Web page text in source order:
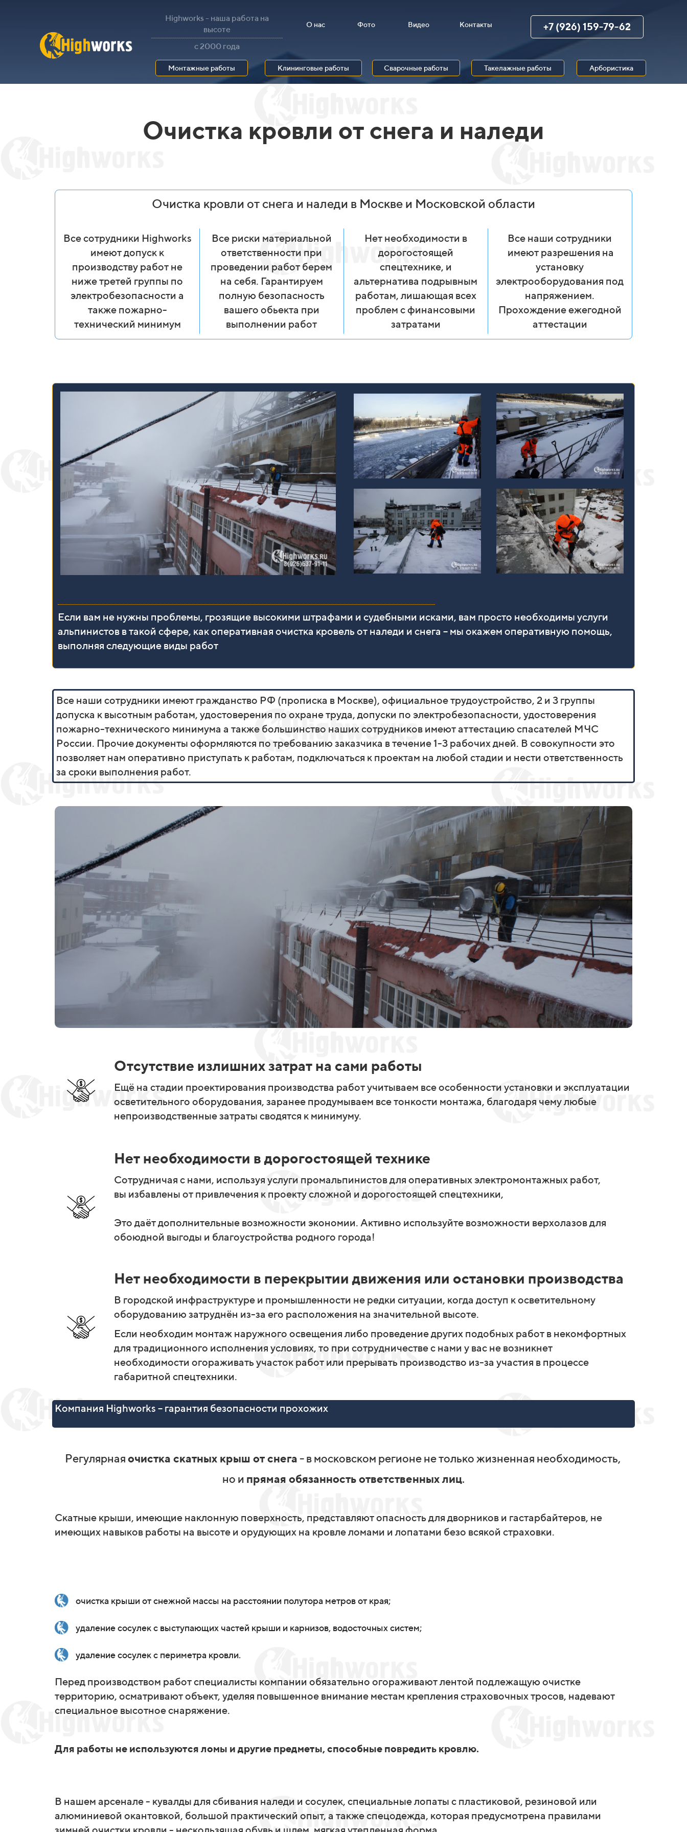
Highworks - наша работа на
высоте
с 2000 года
О нас Фото Видео Контакты +7 (926) 159-79-62
Монтажные работы Клининговые работы Сварочные работы Такелажные работы Арбористика
Очистка кровли от снега и наледи
Очистка кровли от снега и наледи в Москве и Московской области
Все сотрудники Highworks
имеют допуск к
производству работ не
ниже третей группы по
электробезопасности а
также пожарно-
технический минимум
Все риски материальной
ответственности при
проведении работ берем
на себя. Гарантируем
полную безопасность
вашего обьекта при
выполнении работ
Нет необходимости в
дорогостоящей
спецтехнике, и
альтернатива подрывным
работам, лишающая всех
проблем с финансовыми
затратами
Все наши сотрудники
имеют разрешения на
установку
электрооборудования под
напряжением.
Прохождение ежегодной
аттестации
Если вам не нужны проблемы, грозящие высокими штрафами и судебными исками, вам просто необходимы услуги
альпинистов в такой сфере, как оперативная очистка кровель от наледи и снега – мы окажем оперативную помощь,
выполняя следующие виды работ
Все наши сотрудники имеют гражданство РФ (прописка в Москве), официальное трудоустройство, 2 и 3 группы
допуска к высотным работам, удостоверения по охране труда, допуски по электробезопасности, удостоверения
пожарно-технического минимума а также большинство наших сотрудников имеют аттестацию спасателей МЧС
России. Прочие документы оформляются по требованию заказчика в течение 1-3 рабочих дней. В совокупности это
позволяет нам оперативно приступать к работам, подключаться к проектам на любой стадии и нести ответственность
за сроки выполнения работ.
Отсутствие излишних затрат на сами работы
Ещё на стадии проектирования производства работ учитываем все особенности установки и эксплуатации
осветительного оборудования, заранее продумываем все тонкости монтажа, благодаря чему любые
непроизводственные затраты сводятся к минимуму.
Нет необходимости в дорогостоящей технике
Сотрудничая с нами, используя услуги промальпинистов для оперативных электромонтажных работ,
вы избавлены от привлечения к проекту сложной и дорогостоящей спецтехники,
Это даёт дополнительные возможности экономии. Активно используйте возможности верхолазов для
обоюдной выгоды и благоустройства родного города!
Нет необходимости в перекрытии движения или остановки производства
В городской инфраструктуре и промышленности не редки ситуации, когда доступ к осветительному
оборудованию затруднён из-за его расположения на значительной высоте.
Если необходим монтаж наружного освещения либо проведение других подобных работ в некомфортных
для традиционного исполнения условиях, то при сотрудничестве с нами у вас не возникнет
необходимости огораживать участок работ или прерывать производство из-за участия в процессе
габаритной спецтехники.
Компания Highworks – гарантия безопасности прохожих
Регулярнаяочистка скатных крыш от снега- в московском регионе не только жизненная необходимость,
но и прямая обязанность ответственных лиц.
Скатные крыши, имеющие наклонную поверхность, представляют опасность для дворников и гастарбайтеров, не
имеющих навыков работы на высоте и орудующих на кровле ломами и лопатами безо всякой страховки.
очистка крыши от снежной массы на расстоянии полутора метров от края;
удаление сосулек с выступающих частей крыши и карнизов, водосточных систем;
удаление сосулек с периметра кровли.
Перед производством работ специалисты компании обязательно огораживают лентой подлежащую очистке
территорию, осматривают объект, уделяя повышенное внимание местам крепления страховочных тросов, надевают
специальное высотное снаряжение.
Для работы не используются ломы и другие предметы, способные повредить кровлю.
В нашем арсенале - кувалды для сбивания наледи и сосулек, специальные лопаты с пластиковой, резиновой или
алюминиевой окантовкой, большой практический опыт, а также спецодежда, которая предусмотрена правилами